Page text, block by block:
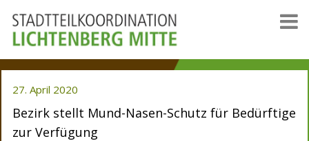
27. April 2020
Bezirk stellt Mund-Nasen-Schutz für Bedürftige
zur Verfügung